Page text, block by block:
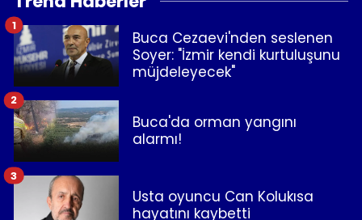
Buca Cezaevi'nden seslenen
Soyer: "İzmir kendi kurtuluşunu
müjdeleyecek"
1
Buca'da orman yangını
alarmı!
2
Usta oyuncu Can Kolukısa
hayatını kaybetti
3